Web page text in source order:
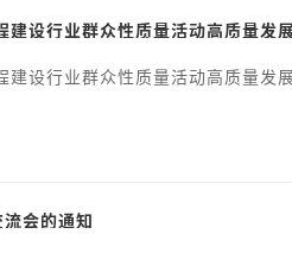
设行业群众性质量活动高质量发
设行业群众性质量活动高质量发
会的通知